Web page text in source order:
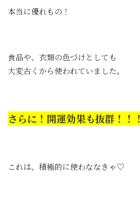
本当に優れもの！
食品や、衣類の色づけとしても
大変古くから使われていました。
さらに！開運効果も抜群！！！
これは、積極的に使わななきゃ♡